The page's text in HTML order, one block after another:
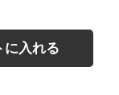
に入れる